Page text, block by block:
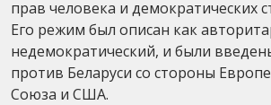
прав человека и демократических
Его режим был описан как
недемократический, и были
против Беларуси со стороны
Союза и США.